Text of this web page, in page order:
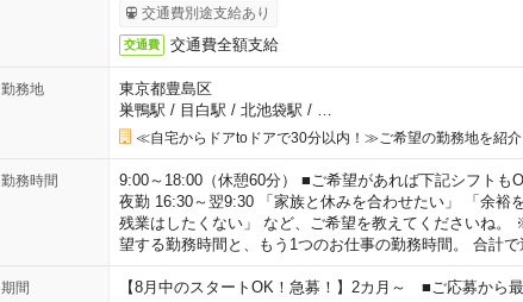
交通費別途支給あり
交通費 交通費全額支給
勤務地
東京都豊島区
巣鴨駅 / 目白駅 / 北池袋駅 /
≪自宅からドアtoドアで30分以内！≫ご希望の勤務地を紹介
勤務時間
9:00～18:00（休憩60分） ■ご希望があれば下記シフトも
夜勤 16:30～翌9:30 「家族と休みを合わせたい」 「余裕
残業はしたくない」 など、ご希望を教えてくださいね
望する勤務時間と、もう1つのお仕事の勤務時間。 合計
期間 【8月中のスタートOK！急募！】2カ月～ ■ご応募から